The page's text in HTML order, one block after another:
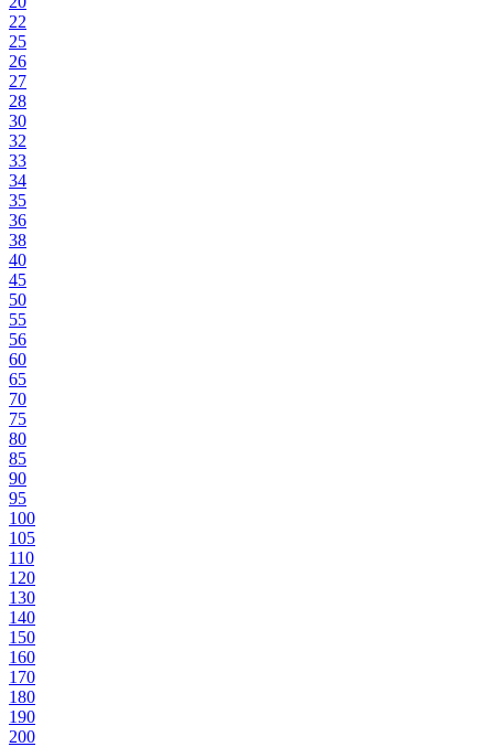
22
25
26
27
28
30
32
33
34
35
36
38
40
45
50
55
56
60
65
70
75
80
85
90
95
100
105
110
120
130
140
150
160
170
180
190
200